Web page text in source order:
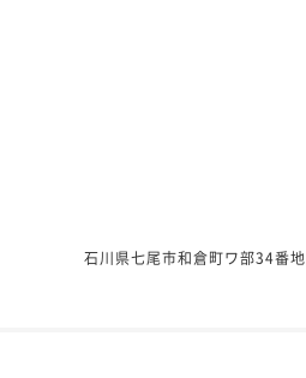
石川県七尾市和倉町ワ部34番地